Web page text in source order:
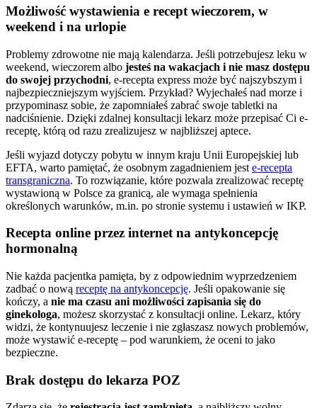
Możliwość wystawienia e recept wieczorem, w
weekend i na urlopie
Problemy zdrowotne nie mają kalendarza. Jeśli potrzebujesz leku w
weekend, wieczorem albo jesteś na wakacjach i nie masz dostępu
do swojej przychodni, e-recepta express może być najszybszym i
najbezpieczniejszym wyjściem. Przykład? Wyjechałeś nad morze i
przypominasz sobie, że zapomniałeś zabrać swoje tabletki na
nadciśnienie. Dzięki zdalnej konsultacji lekarz może przepisać Ci e-
receptę, którą od razu zrealizujesz w najbliższej aptece.
Jeśli wyjazd dotyczy pobytu w innym kraju Unii Europejskiej lub
EFTA, warto pamiętać, że osobnym zagadnieniem jest e-recepta
transgraniczna. To rozwiązanie, które pozwala zrealizować receptę
wystawioną w Polsce za granicą, ale wymaga spełnienia
określonych warunków, m.in. po stronie systemu i ustawień w IKP.
Recepta online przez internet na antykoncepcję
hormonalną
Nie każda pacjentka pamięta, by z odpowiednim wyprzedzeniem
zadbać o nową receptę na antykoncepcję. Jeśli opakowanie się
kończy, a nie ma czasu ani możliwości zapisania się do
ginekologa, możesz skorzystać z konsultacji online. Lekarz, który
widzi, że kontynuujesz leczenie i nie zgłaszasz nowych problemów,
może wystawić e-receptę – pod warunkiem, że oceni to jako
bezpieczne.
Brak dostępu do lekarza POZ